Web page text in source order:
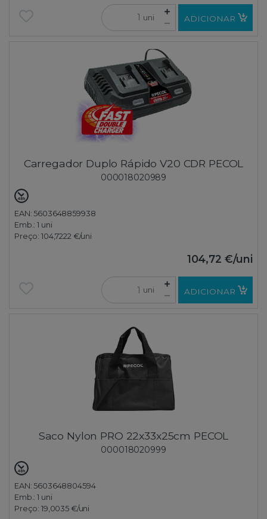
uni ADICIONAR
Carregador Duplo Rápido V20 CDR PECOL
000018020989
EAN: 5603648859938
Emb.:1 uni
Preço: 104,7222 €/uni
104,72 €/uni
uni ADICIONAR
Saco Nylon PRO 22x33x25cm PECOL
000018020999
EAN: 5603648804594
Emb.:1 uni
Preço: 19,0035 €/uni